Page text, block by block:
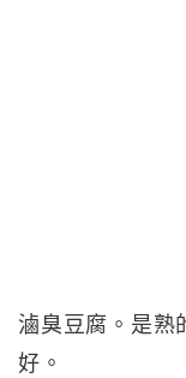
滷臭豆腐。是熟
好。